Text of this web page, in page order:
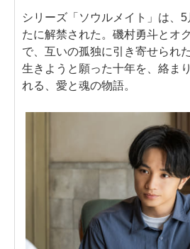
シリーズ「ソウルメイト」は、
たに解禁された。磯村勇斗とオ
で、互いの孤独に引き寄せられ
生きようと願った十年を、絡ま
れる、愛と魂の物語。